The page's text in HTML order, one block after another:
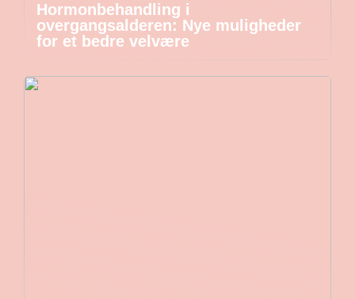
Hormonbehandling i
overgangsalderen: Nye muligheder
for et bedre velvære